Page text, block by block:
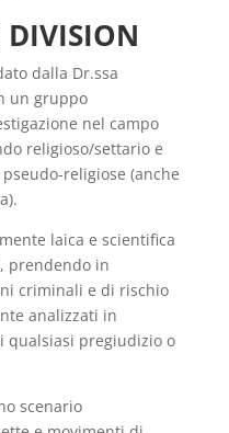
DIVISION
dalla Dr.ssa
un gruppo
nel campo
religioso/settario e
religiose (anche
laica e scientifica
prendendo in
criminali e di rischio
analizzati in
qualsiasi pregiudizio o
scenario